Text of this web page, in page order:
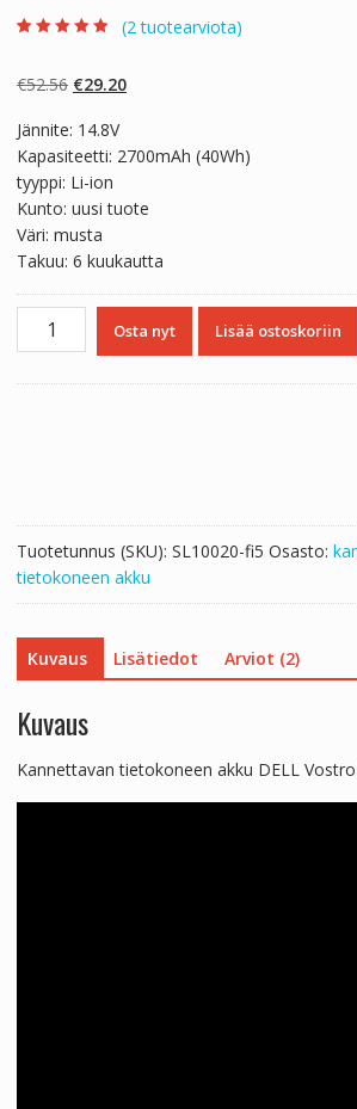
asiakkaan
(2tuotearviota)
€52.56 Alkuperäinen
oli:
€52.56.
€29.20Nykyinen
€29.20.
Jännite: 14.8V
Kapasiteetti: 2700mAh (40Wh)
tyyppi: Li-ion
Kunto: uusi tuote
Väri: musta
Takuu: 6 kuukautta
Kannettavan
tietokoneen
Osta nyt Lisää ostoskoriin
Tuotetunnus (SKU): SL10020-fi5 Osasto:
tietokoneen akku
Kuvaus Lisätiedot Arviot (2)
Kuvaus
Kannettavan tietokoneen akku DELL